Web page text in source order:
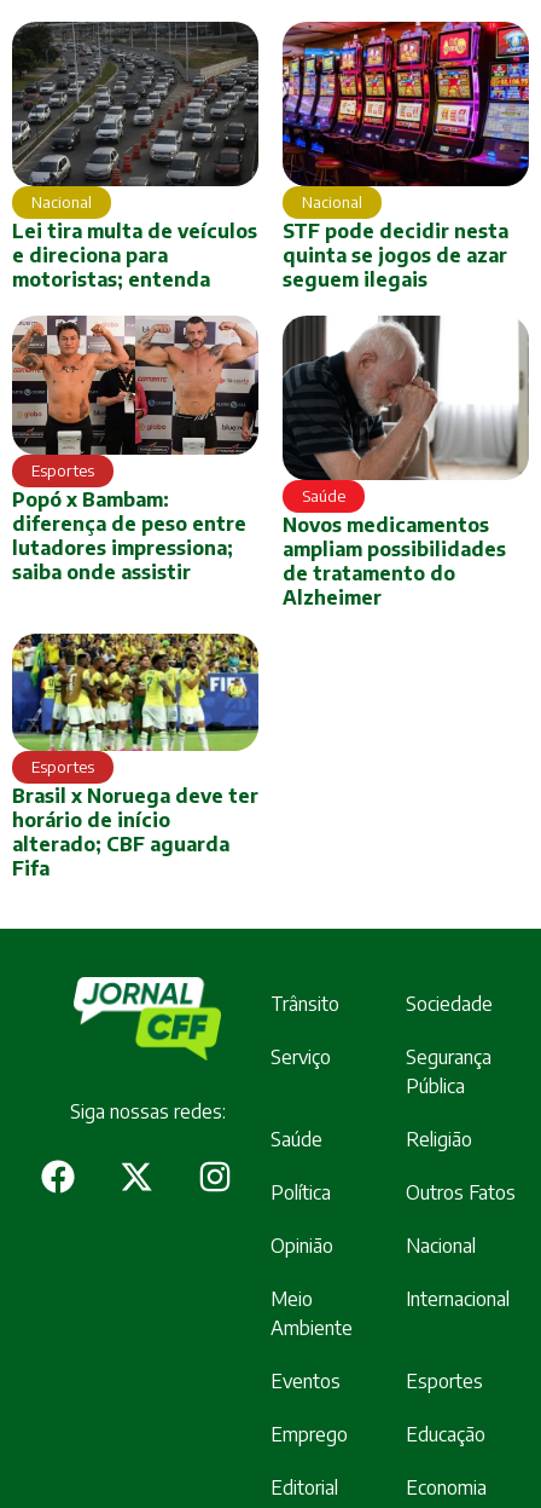
Nacional
Lei tira multa de veículos
e direciona para
motoristas; entenda
Nacional
STF pode decidir nesta
quinta se jogos de azar
seguem ilegais
Esportes
Popó x Bambam:
diferença de peso entre
lutadores impressiona;
saiba onde assistir
Saúde
Novos medicamentos
ampliam possibilidades
de tratamento do
Alzheimer
Esportes
Brasil x Noruega deve ter
horário de início
alterado; CBF aguarda
Fifa
Siga nossas redes:
Trânsito Sociedade
Serviço
Segurança
Pública
Saúde Religião
Política Outros Fatos
Opinião Nacional
Meio
Ambiente
Internacional
Eventos Esportes
Emprego Educação
Editorial Economia